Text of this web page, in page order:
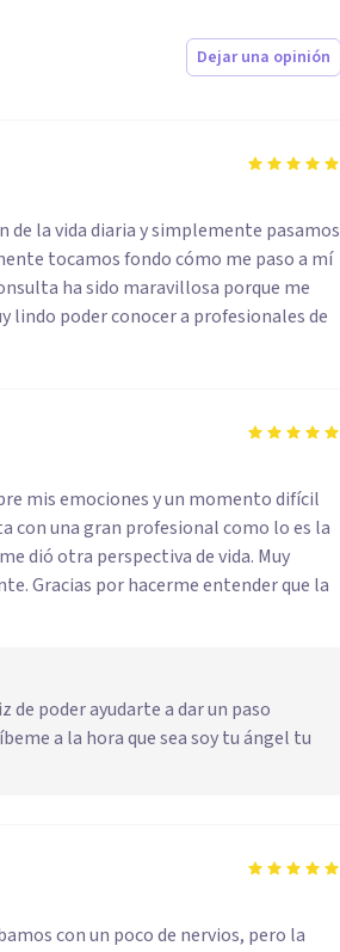
Dejar una opinión
la vida diaria y simplemente pasamos
tocamos fondo cómo me paso a mí
ha sido maravillosa porque me
lindo poder conocer a profesionales de
mis emociones y un momento difícil
con una gran profesional como lo es la
dió otra perspectiva de vida. Muy
Gracias por hacerme entender que la
poder ayudarte a dar un paso
a la hora que sea soy tu ángel tu
con un poco de nervios, pero la